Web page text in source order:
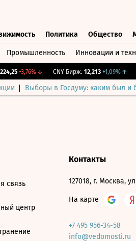
Политика Общество
Промышленность Инновации и
-3,76%↓ CNY Бирж. 12,213 +1,09%↑
Выборы в Госдуму: каким был и
связь
центр
Контакты
127018, г. Москва,
На карте
+7 495 956-34-58
info@vedomosti.ru